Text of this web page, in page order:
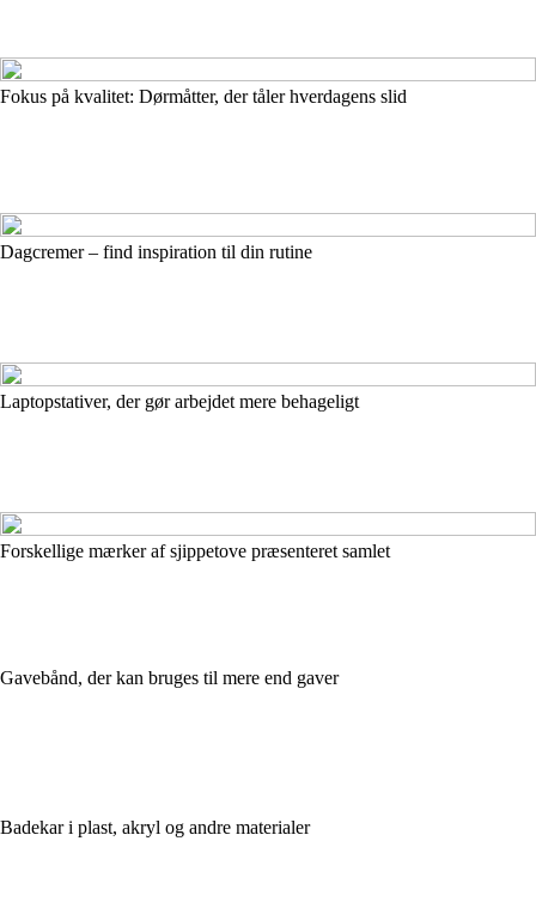
Fokus på kvalitet: Dørmåtter, der tåler hverdagens slid
Dagcremer – find inspiration til din rutine
Laptopstativer, der gør arbejdet mere behageligt
Forskellige mærker af sjippetove præsenteret samlet
Gavebånd, der kan bruges til mere end gaver
Badekar i plast, akryl og andre materialer